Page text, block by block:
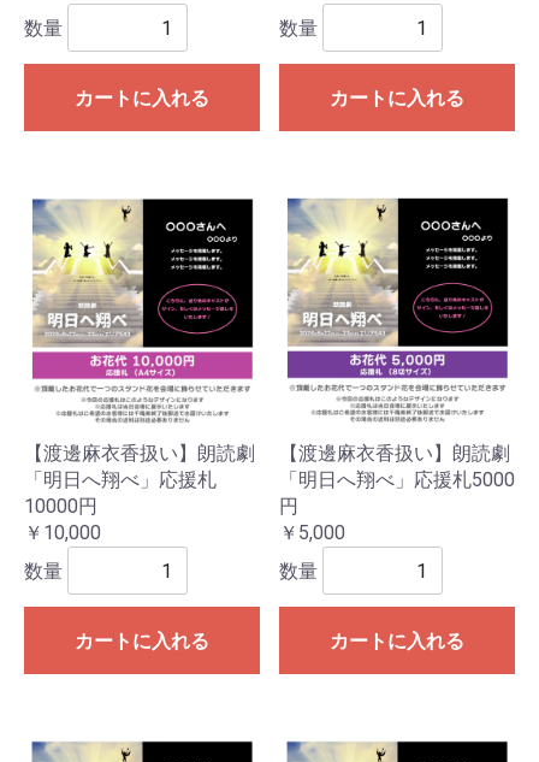
数量
カートに入れる
数量
カートに入れる
【渡邊麻衣香扱い】朗読劇
「明日へ翔べ」応援札
10000円
￥10,000
数量
カートに入れる
【渡邊麻衣香扱い】朗読劇
「明日へ翔べ」応援札5000
円
￥5,000
数量
カートに入れる